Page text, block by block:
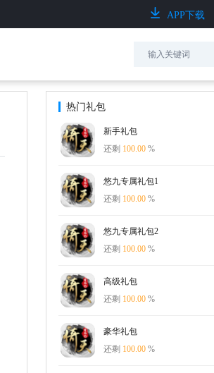
APP下载
热门礼包
新手礼包
还剩 100.00 %
悠九专属礼包1
还剩 100.00 %
悠九专属礼包2
还剩 100.00 %
高级礼包
还剩 100.00 %
豪华礼包
还剩 100.00 %